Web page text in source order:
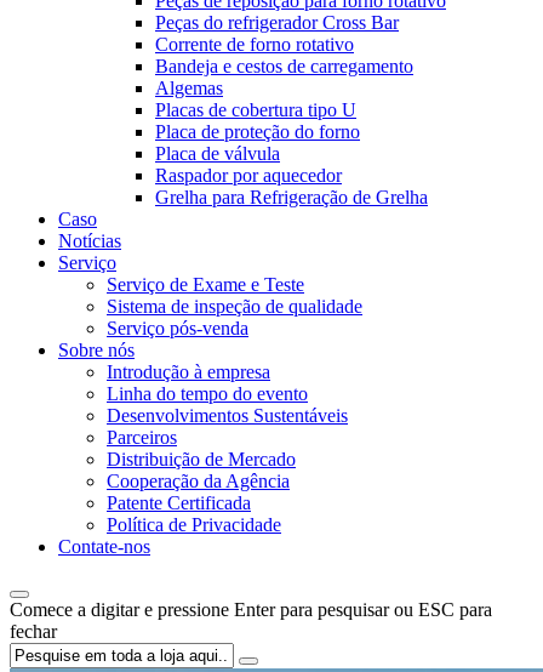
Peças do refrigerador Cross Bar
Corrente de forno rotativo
Bandeja e cestos de carregamento
Algemas
Placas de cobertura tipo U
Placa de proteção do forno
Placa de válvula
Raspador por aquecedor
Grelha para Refrigeração de Grelha
Caso
Notícias
Serviço
Serviço de Exame e Teste
Sistema de inspeção de qualidade
Serviço pós-venda
Sobre nós
Introdução à empresa
Linha do tempo do evento
Desenvolvimentos Sustentáveis
Parceiros
Distribuição de Mercado
Cooperação da Agência
Patente Certificada
Política de Privacidade
Contate-nos
Comece a digitar e pressione Enter para pesquisar ou ESC para
fechar